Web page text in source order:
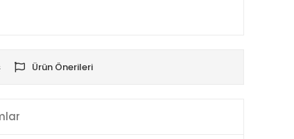
Ürün Önerileri